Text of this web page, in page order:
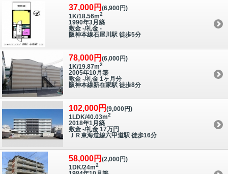
37,000円 (6,900円)
1K/18.56m2
1990年3月築
敷金 -/礼金 -
阪神本線石屋川駅 徒歩5分
78,000円 (6,000円)
1K/19.87m2
2005年10月築
敷金 -/礼金 1ヶ月分
阪神本線新在家駅 徒歩8分
102,000円 (9,000円)
1LDK/40.03m2
2018年1月築
敷金 -/礼金 17万円
ＪＲ東海道線六甲道駅 徒歩16分
58,000円 (2,000円)
1DK/24m2